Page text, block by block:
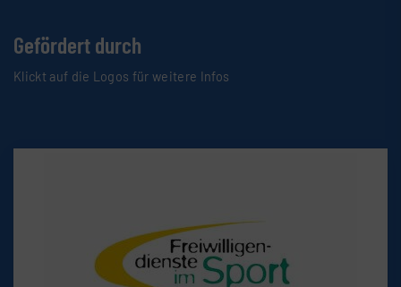
Gefördert durch
Klickt auf die Logos für weitere Infos